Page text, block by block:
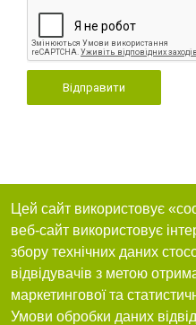
Відправити
Цей сайт використовує
веб-сайт використовує
збору технічних даних
відвідувачів з метою
маркетингової та
Умови обробки даних